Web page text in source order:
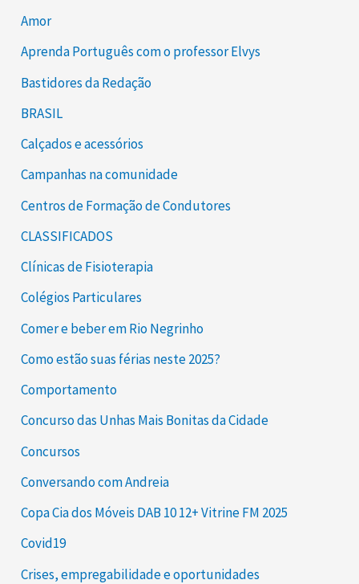
Amor
Aprenda Português com o professor Elvys
Bastidores da Redação
BRASIL
Calçados e acessórios
Campanhas na comunidade
Centros de Formação de Condutores
CLASSIFICADOS
Clínicas de Fisioterapia
Colégios Particulares
Comer e beber em Rio Negrinho
Como estão suas férias neste 2025?
Comportamento
Concurso das Unhas Mais Bonitas da Cidade
Concursos
Conversando com Andreia
Copa Cia dos Móveis DAB 10 12+ Vitrine FM 2025
Covid19
Crises, empregabilidade e oportunidades